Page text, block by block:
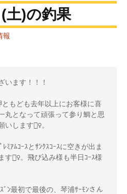
土)の釣果
報
います！！！
もども去年以上にお客様に喜
丸となって頑張って参り鯛と思
します🙇‍♀️。
ｱﾑｺｰｽとｻﾝｸｽｺｰｽに空きが出ま
す🙇‍♀️。飛び込み様も半日ｺｰｽ様
ﾝ最初で最後の、琴浦ｻｰﾓﾝさん